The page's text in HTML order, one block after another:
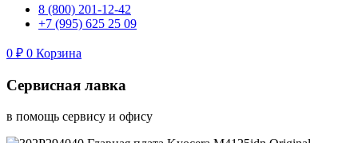
8 (800) 201-12-42
+7 (995) 625 25 09
0 ₽ 0 Корзина
Сервисная лавка
в помощь сервису и офису